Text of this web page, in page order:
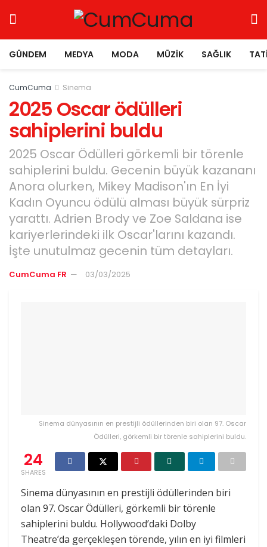
GÜNDEM MEDYA MODA MÜZIK SAĞLIK
CumCuma Sinema
2025 Oscar ödülleri
sahiplerini buldu
2025 Oscar Ödülleri görkemli bir törenle
sahiplerini buldu. Gecenin büyük kazananı
Anora olurken, Mikey Madison'ın En İyi
Kadın Oyuncu ödülü alması büyük sürpriz
yarattı. Adrien Brody ve Zoe Saldana ise
kariyerlerindeki ilk Oscar'larını kazandı.
İşte unutulmaz gecenin tüm detayları.
CumCuma FR 03/03/2025
Sinema dünyasının en prestijli ödüllerinden biri olan 97. Oscar
Ödülleri, görkemli bir törenle sahiplerini buldu.
24
SHARES
Sinema dünyasının en prestijli ödüllerinden biri
olan 97. Oscar Ödülleri, görkemli bir törenle
sahiplerini buldu. Hollywood’daki Dolby
Theatre’da gerçekleşen törende, yılın en iyi filmleri